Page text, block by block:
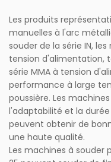
Les produits
manuelles à l'arc
souder de la série IN,
tension d'alimentation,
série MMA à tension
performance à large
poussière. Les
l'adaptabilité et la
peuvent obtenir de
une haute qualité.
Les machines à souder